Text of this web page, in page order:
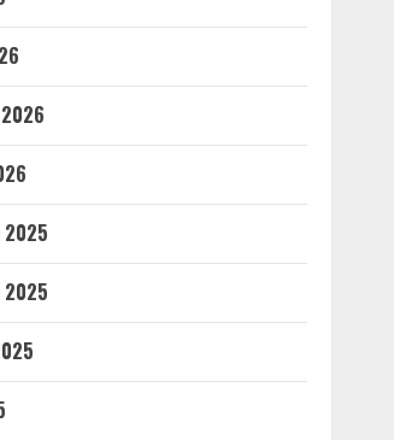
2025
2025